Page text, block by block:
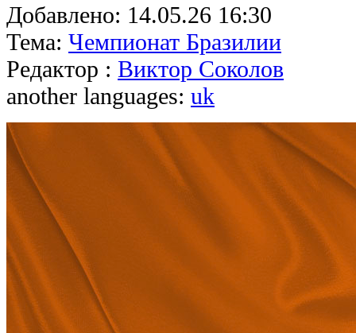
Добавлено: 14.05.26 16:30
Тема: Чемпионат Бразилии
Редактор : Виктор Соколов
another languages: uk